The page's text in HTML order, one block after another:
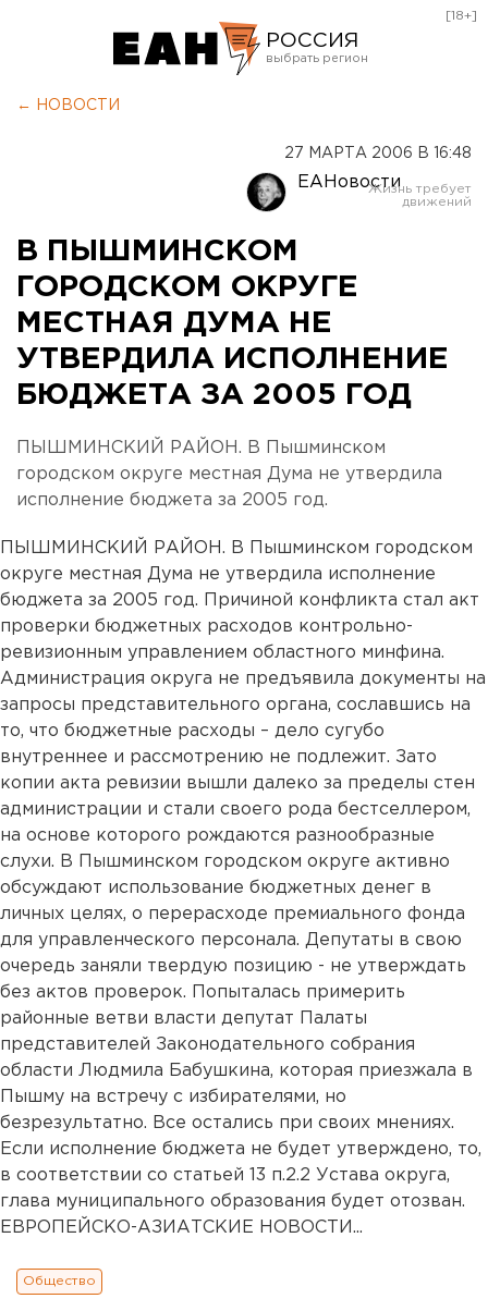
РОССИЯ
Оренбург
[18+]
← НОВОСТИ
27 МАРТА 2006 В 16:48
ЕАНовости
В ПЫШМИНСКОМ
ГОРОДСКОМ ОКРУГЕ
МЕСТНАЯ ДУМА НЕ
УТВЕРДИЛА ИСПОЛНЕНИЕ
БЮДЖЕТА ЗА 2005 ГОД
ПЫШМИНСКИЙ РАЙОН. В Пышминском
городском округе местная Дума не утвердила
исполнение бюджета за 2005 год.
ПЫШМИНСКИЙ РАЙОН. В Пышминском городском
округе местная Дума не утвердила исполнение
бюджета за 2005 год. Причиной конфликта стал акт
проверки бюджетных расходов контрольно-
ревизионным управлением областного минфина.
Администрация округа не предъявила документы на
запросы представительного органа, сославшись на
то, что бюджетные расходы – дело сугубо
внутреннее и рассмотрению не подлежит. Зато
копии акта ревизии вышли далеко за пределы стен
администрации и стали своего рода бестселлером,
на основе которого рождаются разнообразные
слухи. В Пышминском городском округе активно
обсуждают использование бюджетных денег в
личных целях, о перерасходе премиального фонда
для управленческого персонала. Депутаты в свою
очередь заняли твердую позицию - не утверждать
без актов проверок. Попыталась примерить
районные ветви власти депутат Палаты
представителей Законодательного собрания
области Людмила Бабушкина, которая приезжала в
Пышму на встречу с избирателями, но
безрезультатно. Все остались при своих мнениях.
Если исполнение бюджета не будет утверждено, то,
в соответствии со статьей 13 п.2.2 Устава округа,
глава муниципального образования будет отозван.
ЕВРОПЕЙСКО-АЗИАТСКИЕ НОВОСТИ...
Общество